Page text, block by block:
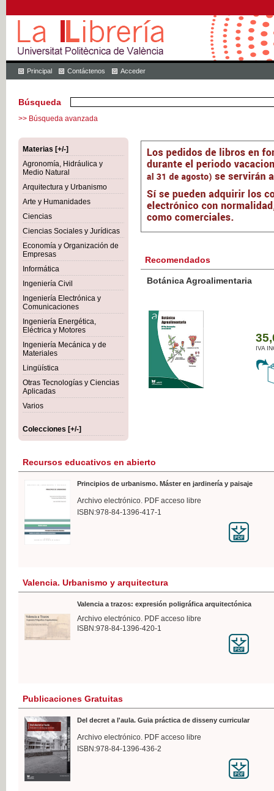
Principal Contáctenos Acceder
Búsqueda
>> Búsqueda avanzada
Materias [+/-]
Agronomía, Hidráulica y
Medio Natural
Arquitectura y Urbanismo
Arte y Humanidades
Ciencias
Ciencias Sociales y Jurídicas
Economía y Organización de
Empresas
Informática
Ingeniería Civil
Ingeniería Electrónica y
Comunicaciones
Ingeniería Energética,
Eléctrica y Motores
Ingeniería Mecánica y de
Materiales
Lingüística
Otras Tecnologías y Ciencias
Aplicadas
Varios
Colecciones [+/-]
Recomendados
Botánica Agroalimentaria
IVA
Recursos educativos en abierto
Principios de urbanismo. Máster en jardinería y paisaje
Archivo electrónico. PDF acceso libre
ISBN:978-84-1396-417-1
Valencia. Urbanismo y arquitectura
Valencia a trazos: expresión poligráfica arquitectónica
Archivo electrónico. PDF acceso libre
ISBN:978-84-1396-420-1
Publicaciones Gratuitas
Del decret a l'aula. Guia práctica de disseny curricular
Archivo electrónico. PDF acceso libre
ISBN:978-84-1396-436-2